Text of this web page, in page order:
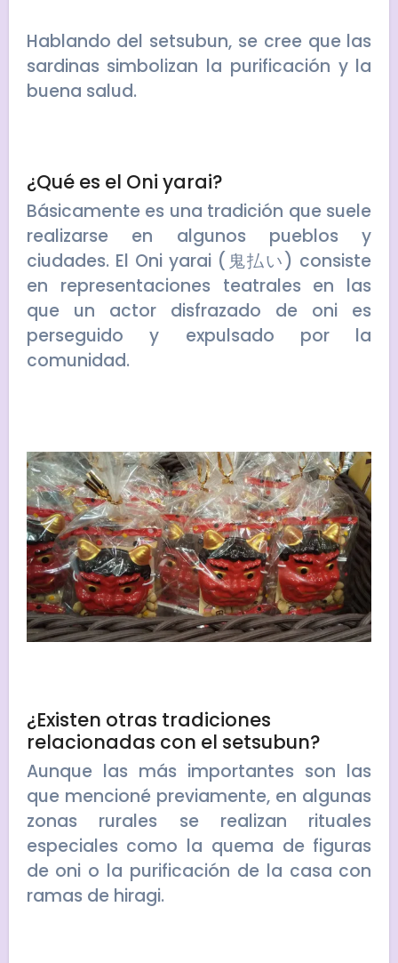
Hablando del setsubun, se cree que las
sardinas simbolizan la purificación y la
buena salud.
¿Qué es el Oni yarai?
Básicamente es una tradición que suele
realizarse en algunos pueblos y
ciudades. El Oni yarai (鬼払い) consiste
en representaciones teatrales en las
que un actor disfrazado de oni es
perseguido y expulsado por la
comunidad.
¿Existen otras tradiciones
relacionadas con el setsubun?
Aunque las más importantes son las
que mencioné previamente, en algunas
zonas rurales se realizan rituales
especiales como la quema de figuras
de oni o la purificación de la casa con
ramas de hiragi.